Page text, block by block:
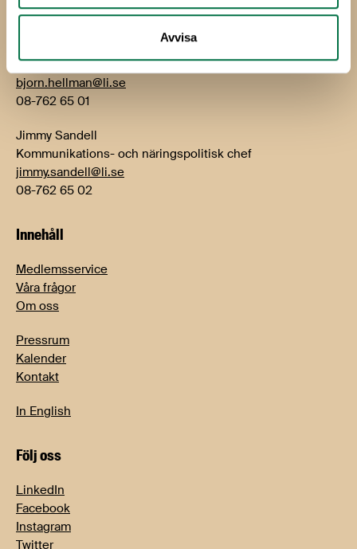
Avvisa
Kontakt
VD
bjorn.hellman@li.se
08-762 65 01
Jimmy Sandell
Kommunikations- och näringspolitisk chef
jimmy.sandell@li.se
08-762 65 02
Innehåll
Medlemsservice
Våra frågor
Om oss
Pressrum
Kalender
Kontakt
In English
Följ oss
LinkedIn
Facebook
Instagram
Twitter